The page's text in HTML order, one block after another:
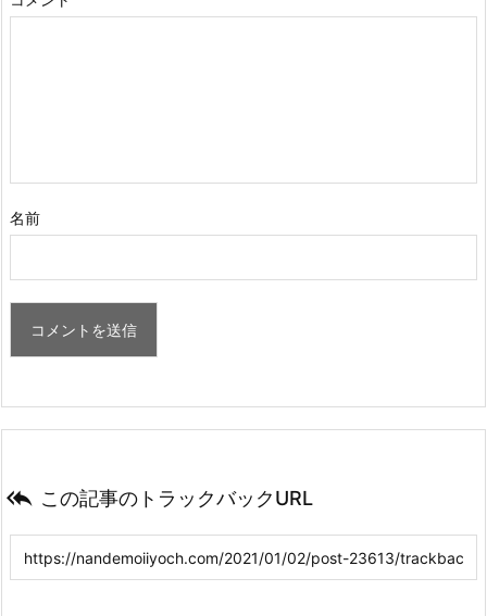
名前
 この記事のトラックバックURL